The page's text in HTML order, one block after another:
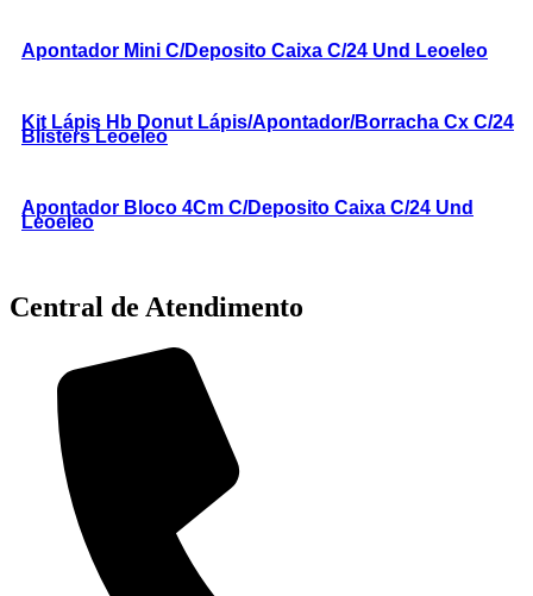
Apontador Mini C/Deposito Caixa C/24 Und Leoeleo
Kit Lápis Hb Donut Lápis/Apontador/Borracha Cx C/24
Blisters Leoeleo
Apontador Bloco 4Cm C/Deposito Caixa C/24 Und
Leoeleo
Central de Atendimento